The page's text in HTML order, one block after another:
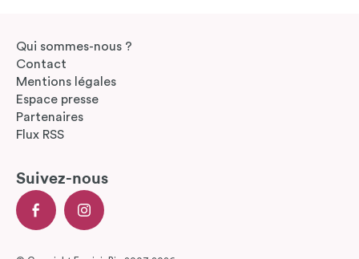
Qui sommes-nous ?
Contact
Mentions légales
Espace presse
Partenaires
Flux RSS
Suivez-nous